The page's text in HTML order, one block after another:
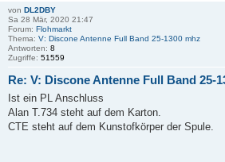
von DL2DBY
Sa 28 Mär, 2020 21:47
Forum: Flohmarkt
Thema: V: Discone Antenne Full Band 25-1300 mhz
Antworten: 8
Zugriffe: 51559
Re: V: Discone Antenne Full Band 25-
Ist ein PL Anschluss
Alan T.734 steht auf dem Karton.
CTE steht auf dem Kunstofkörper der Spule.